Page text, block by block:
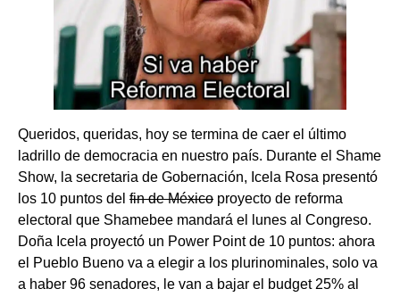
Queridos, queridas, hoy se termina de caer el último
ladrillo de democracia en nuestro país. Durante el Shame
Show, la secretaria de Gobernación, Icela Rosa presentó
los 10 puntos del fin de México proyecto de reforma
electoral que Shamebee mandará el lunes al Congreso.
Doña Icela proyectó un Power Point de 10 puntos: ahora
el Pueblo Bueno va a elegir a los plurinominales, solo va
a haber 96 senadores, le van a bajar el budget 25% al